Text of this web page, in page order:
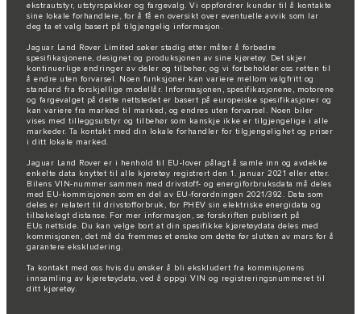
ekstrautstyr, utstyrspakker og fargevalg. Vi oppfordrer kunder til å kontakte
sine lokale forhandlere, for å få en oversikt over eventuelle avvik som lar
deg ta et valg basert på tilgjengelig informasjon.
Jaguar Land Rover Limited søker stadig etter måter å forbedre
spesifikasjonene, designet og produksjonen av sine kjøretøy. Det skjer
kontinuerlige endringer av deler og tilbehør, og vi forbeholder oss retten til
å endre uten forvarsel. Noen funksjoner kan variere mellom valgfritt og
standard fra forskjellige modellår. Informasjonen, spesifikasjonene, motorene
og fargevalget på dette nettstedet er basert på europeiske spesifikasjoner og
kan variere fra marked til marked, og endres uten forvarsel. Noen biler
vises med tilleggsutstyr og tilbehør som kanskje ikke er tilgjengelige i alle
markeder. Ta kontakt med din lokale forhandler for tilgjengelighet og priser
i ditt lokale marked.
Jaguar Land Rover er i henhold til EU-lover pålagt å samle inn og avdekke
enkelte data knyttet til alle kjøretøy registrert den 1. januar 2021 eller etter.
Bilens VIN-nummer sammen med drivstoff- og energiforbruksdata må deles
med EU-kommisjonen som en del av EU-forordningen 2021/392. Data som
deles er relatert til drivstofforbruk, for PHEV sin elektriske energidata og
tilbakelagt distanse. For mer informasjon, se forskriften publisert på
EUs nettside. Du kan velge bort at din spesifikke kjøretøydata deles med
kommisjonen, det må da fremmes et ønske om dette før slutten av mars for å
garantere ekskludering.
Ta kontakt med oss hvis du ønsker å bli ekskludert fra kommisjonens
innsamling av kjøretøydata, ved å oppgi VIN og registreringsnummeret til
ditt kjøretøy.